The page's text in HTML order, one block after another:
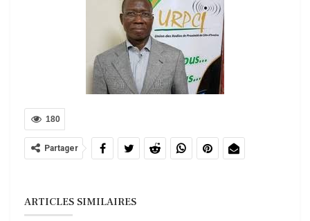
180
Partager
ARTICLES SIMILAIRES